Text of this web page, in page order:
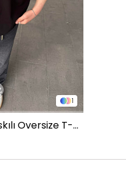
1
Lost Plan World Baskılı Oversize T-Shirt - Siyah